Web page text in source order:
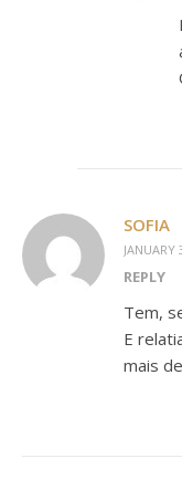
SOFIA
REPLY
Tem,
E
mais